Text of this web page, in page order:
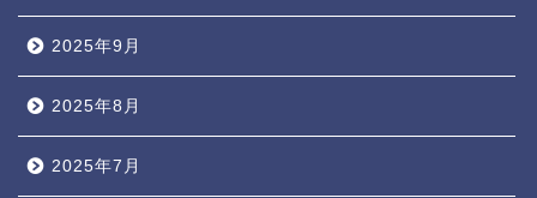
2025年9月
2025年8月
2025年7月